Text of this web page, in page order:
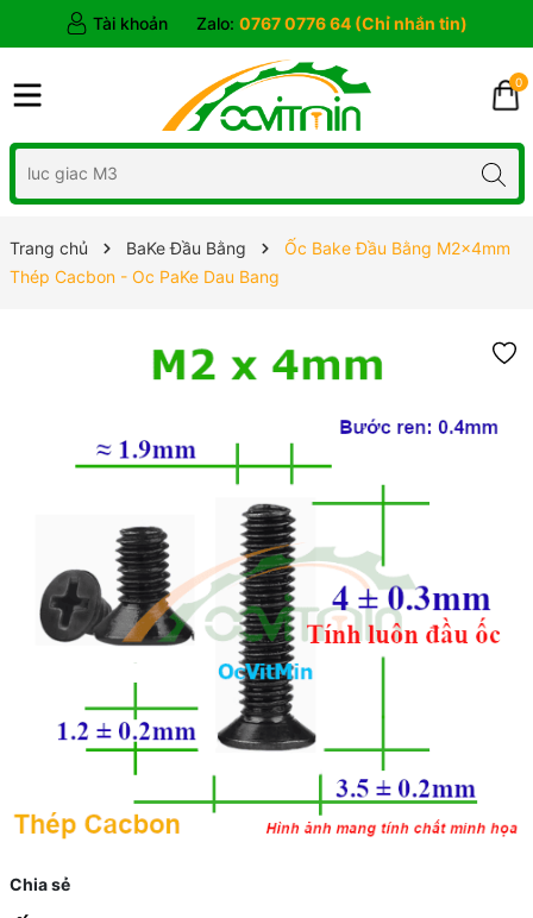
Tài khoản Zalo: 0767 0776 64 (Chỉ nhắn tin)
0
Trang chủ BaKe Đầu Bằng
Ốc Bake Đầu Bằng M2x4mm
Thép Cacbon - Oc PaKe Dau Bang
Chia sẻ